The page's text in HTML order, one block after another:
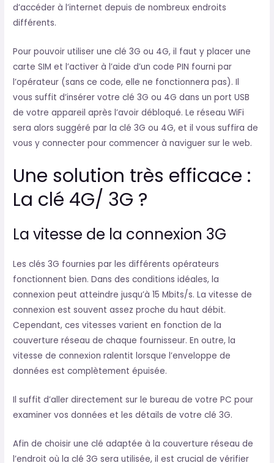
d’accéder à l’internet depuis de nombreux endroits
différents.
Pour pouvoir utiliser une clé 3G ou 4G, il faut y placer une
carte SIM et l’activer à l’aide d’un code PIN fourni par
l’opérateur (sans ce code, elle ne fonctionnera pas). Il
vous suffit d’insérer votre clé 3G ou 4G dans un port USB
de votre appareil après l’avoir débloqué. Le réseau WiFi
sera alors suggéré par la clé 3G ou 4G, et il vous suffira de
vous y connecter pour commencer à naviguer sur le web.
Une solution très efficace :
La clé 4G/ 3G ?
La vitesse de la connexion 3G
Les clés 3G fournies par les différents opérateurs
fonctionnent bien. Dans des conditions idéales, la
connexion peut atteindre jusqu’à 15 Mbits/s. La vitesse de
connexion est souvent assez proche du haut débit.
Cependant, ces vitesses varient en fonction de la
couverture réseau de chaque fournisseur. En outre, la
vitesse de connexion ralentit lorsque l’enveloppe de
données est complètement épuisée.
Il suffit d’aller directement sur le bureau de votre PC pour
examiner vos données et les détails de votre clé 3G.
Afin de choisir une clé adaptée à la couverture réseau de
l’endroit où la clé 3G sera utilisée, il est crucial de vérifier